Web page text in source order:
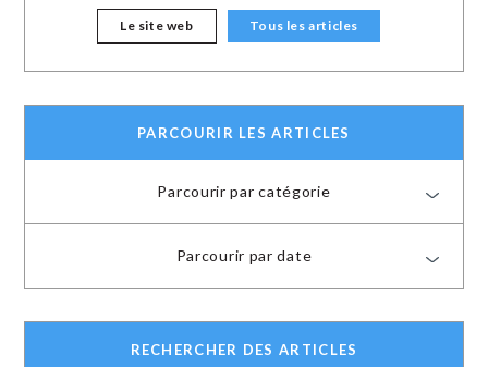
Le site web Tous les articles
PARCOURIR LES ARTICLES
Parcourir par catégorie
Parcourir par date
RECHERCHER DES ARTICLES